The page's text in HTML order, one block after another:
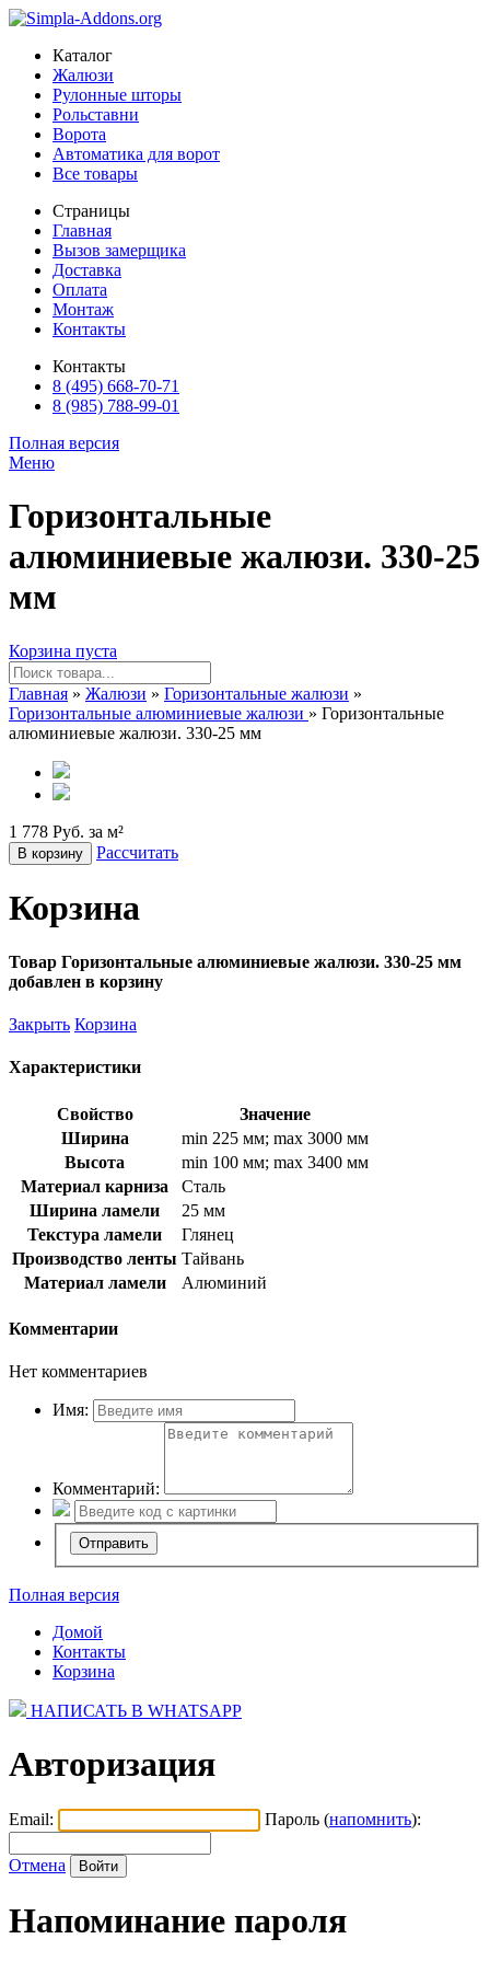
Каталог
Жалюзи
Рулонные шторы
Рольставни
Ворота
Автоматика для ворот
Все товары
Страницы
Главная
Вызов замерщика
Доставка
Оплата
Монтаж
Контакты
Контакты
8 (495) 668-70-71
8 (985) 788-99-01
Полная версия
Меню
Горизонтальные
алюминиевые жалюзи. 330-25
мм
Корзина пуста
Главная » Жалюзи » Горизонтальные жалюзи »
Горизонтальные алюминиевые жалюзи » Горизонтальные
алюминиевые жалюзи. 330-25 мм
1 778 Руб. за м²
В корзину Рассчитать
Корзина
Товар Горизонтальные алюминиевые жалюзи. 330-25 мм
добавлен в корзину
Закрыть Корзина
Характеристики
Свойство
Значение
Ширина
min 225 мм; max 3000 мм
Высота
min 100 мм; max 3400 мм
Материал карниза
Сталь
Ширина ламели
25 мм
Текстура ламели
Глянец
Производство ленты Тайвань
Материал ламели
Алюминий
Комментарии
Нет комментариев
Имя:
Комментарий:
Полная версия
Домой
Контакты
Корзина
НАПИСАТЬ В WHATSAPP
Авторизация
Email: Пароль (напомнить):
Отмена
Напоминание пароля